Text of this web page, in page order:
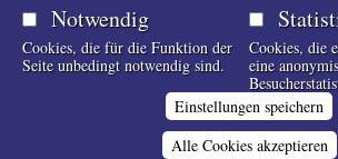
Notwendig
Cookies, die für die Funktion der
Seite unbedingt notwendig sind.
Cookies, die
eine
Einstellungen speichern
Alle Cookies akzeptieren